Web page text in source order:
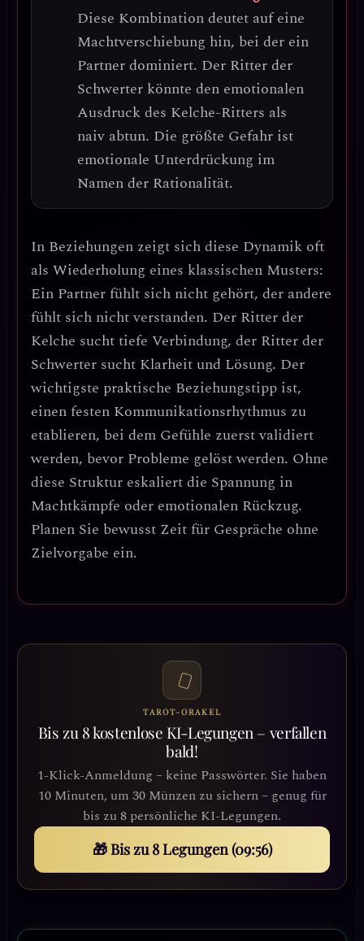
Diese Kombination deutet auf eine
Machtverschiebung hin, bei der ein
Partner dominiert. Der Ritter der
Schwerter könnte den emotionalen
Ausdruck des Kelche-Ritters als
naiv abtun. Die größte Gefahr ist
emotionale Unterdrückung im
Namen der Rationalität.
In Beziehungen zeigt sich diese Dynamik oft
als Wiederholung eines klassischen Musters:
Ein Partner fühlt sich nicht gehört, der andere
fühlt sich nicht verstanden. Der Ritter der
Kelche sucht tiefe Verbindung, der Ritter der
Schwerter sucht Klarheit und Lösung. Der
wichtigste praktische Beziehungstipp ist,
einen festen Kommunikationsrhythmus zu
etablieren, bei dem Gefühle zuerst validiert
werden, bevor Probleme gelöst werden. Ohne
diese Struktur eskaliert die Spannung in
Machtkämpfe oder emotionalen Rückzug.
Planen Sie bewusst Zeit für Gespräche ohne
Zielvorgabe ein.
TAROT-ORAKEL
Bis zu 8 kostenlose KI-Legungen – verfallen
bald!
1-Klick-Anmeldung – keine Passwörter. Sie haben
10 Minuten, um 30 Münzen zu sichern – genug für
bis zu 8 persönliche KI-Legungen.
🎁 Bis zu 8 Legungen (09:53)